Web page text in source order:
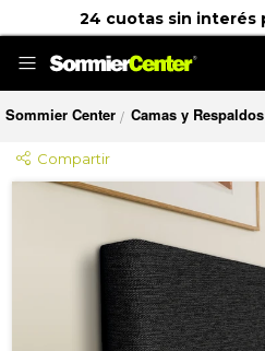
24 cuotas sin interés
Sommier Center / Camas y Respaldos
Compartir
Saltar